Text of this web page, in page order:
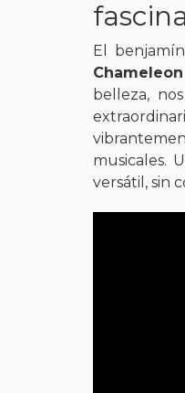
El
Chameleon
belleza,
musicales.
versátil, sin